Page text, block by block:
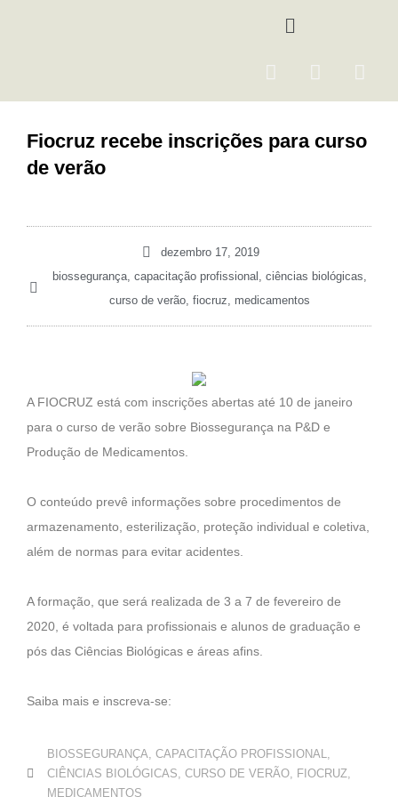
Menu
F
e
b
I
t
a
m
Y
t
u
Fiocruz recebe inscrições para curso
de verão
dezembro 17, 2019
biossegurança, capacitação profissional , ciências biológicas,
curso de verão, fiocruz, medicamentos
A FIOCRUZ está com inscrições abertas até 10 de janeiro
para o curso de verão sobre Biossegurança na P&D e
Produção de Medicamentos.
O conteúdo prevê informações sobre procedimentos de
armazenamento, esterilização, proteção individual e coletiva,
além de normas para evitar acidentes.
A formação, que será realizada de 3 a 7 de fevereiro de
2020, é voltada para profissionais e alunos de graduação e
pós das Ciências Biológicas e áreas afins.
Saiba mais e inscreva-se:
BIOSSEGURANÇA, CAPACITAÇÃO PROFISSIONAL,
CIÊNCIAS BIOLÓGICAS, CURSO DE VERÃO, FIOCRUZ,
MEDICAMENTOS